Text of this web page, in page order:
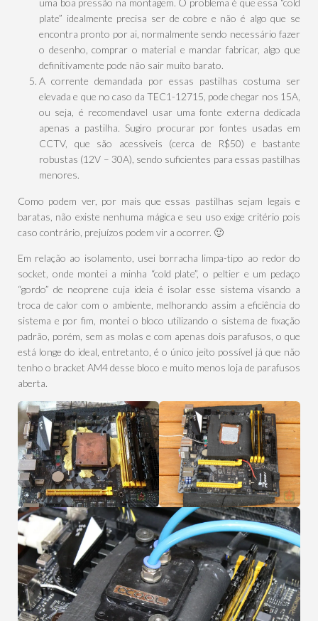
uma boa pressão na montagem. O problema é que essa “cold
plate” idealmente precisa ser de cobre e não é algo que se
encontra pronto por ai, normalmente sendo necessário fazer
o desenho, comprar o material e mandar fabricar, algo que
definitivamente pode não sair muito barato.
A corrente demandada por essas pastilhas costuma ser
elevada e que no caso da TEC1-12715, pode chegar nos 15A,
ou seja, é recomendavel usar uma fonte externa dedicada
apenas a pastilha. Sugiro procurar por fontes usadas em
CCTV, que são acessiveis (cerca de R$50) e bastante
robustas (12V – 30A), sendo suficientes para essas pastilhas
menores.
Como podem ver, por mais que essas pastilhas sejam legais e
baratas, não existe nenhuma mágica e seu uso exige critério pois
caso contrário, prejuízos podem vir a ocorrer. 🙂
Em relação ao isolamento, usei borracha limpa-tipo ao redor do
socket, onde montei a minha “cold plate”, o peltier e um pedaço
“gordo” de neoprene cuja ideia é isolar esse sistema visando a
troca de calor com o ambiente, melhorando assim a eficiência do
sistema e por fim, montei o bloco utilizando o sistema de fixação
padrão, porém, sem as molas e com apenas dois parafusos, o que
está longe do ideal, entretanto, é o único jeito possível já que não
tenho o bracket AM4 desse bloco e muito menos loja de parafusos
aberta.